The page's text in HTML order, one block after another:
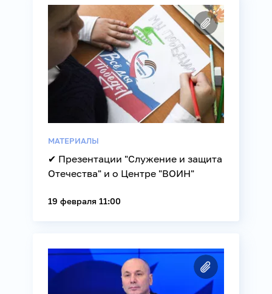
МАТЕРИАЛЫ
✔ Презентации "Служение и защита
Отечества" и о Центре "ВОИН"
19 февраля 11:00